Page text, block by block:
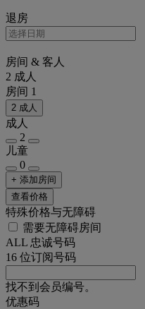
退房
房间 & 客人
2 成人
房间 1
2 成人
成人
2
儿童
0
+ 添加房间
查看价格
特殊价格与无障碍
需要无障碍房间
ALL 忠诚号码
16 位订阅号码
找不到会员编号。
优惠码